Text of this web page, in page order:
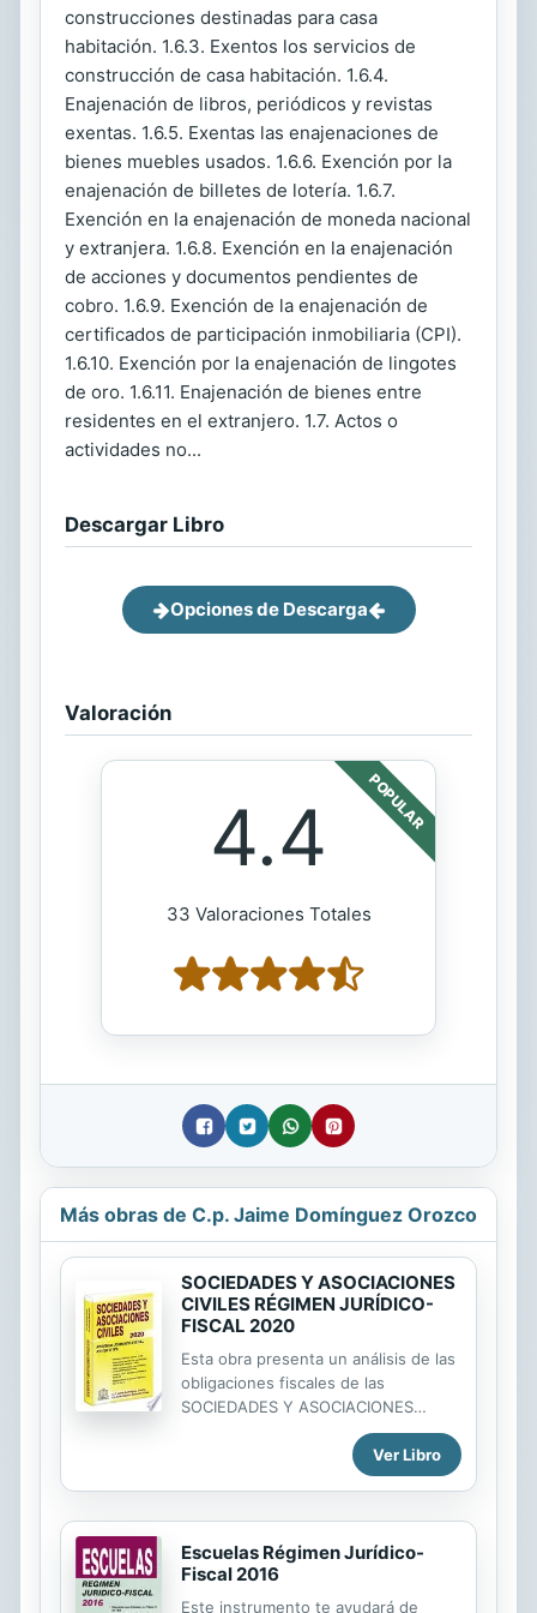
construcciones destinadas para casa
habitación. 1.6.3. Exentos los servicios de
construcción de casa habitación. 1.6.4.
Enajenación de libros, periódicos y revistas
exentas. 1.6.5. Exentas las enajenaciones de
bienes muebles usados. 1.6.6. Exención por la
enajenación de billetes de lotería. 1.6.7.
Exención en la enajenación de moneda nacional
y extranjera. 1.6.8. Exención en la enajenación
de acciones y documentos pendientes de
cobro. 1.6.9. Exención de la enajenación de
certificados de participación inmobiliaria (CPI).
1.6.10. Exención por la enajenación de lingotes
de oro. 1.6.11. Enajenación de bienes entre
residentes en el extranjero. 1.7. Actos o
actividades no...
Descargar Libro
Opciones de Descarga
Valoración
POPULAR
4.4
33 Valoraciones Totales
Más obras de C.p. Jaime Domínguez Orozco
SOCIEDADES Y ASOCIACIONES
CIVILES RÉGIMEN JURÍDICO-
FISCAL 2020
Esta obra presenta un análisis de las
obligaciones fiscales de las
SOCIEDADES Y ASOCIACIONES
CIVILES, las reglas que determinan
su constitución y operación. A través
de sus consejos prácticos
adecuada y la respuesta a las
interrogantes que se le pudieran
presentar sobre este tema, ya que la
reforma de las leyes fiscales ha dado
Ver Libro
Escuelas Régimen Jurídico-
Fiscal 2016
Este instrumento te ayudará de